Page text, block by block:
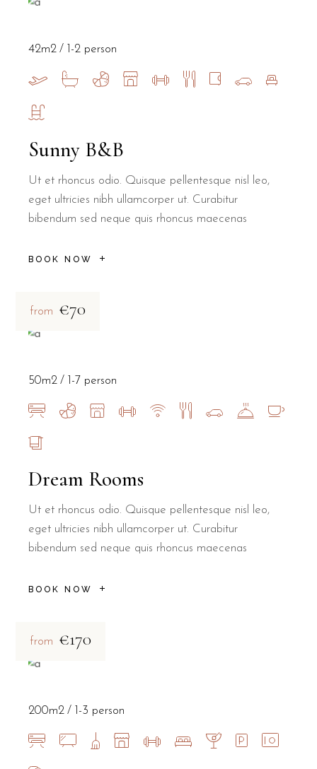
Sunny B&B
Ut et rhoncus odio. Quisque pellentesque nisl leo,
eget ultricies nibh ullamcorper ut. Curabitur
bibendum sed neque quis rhoncus maecenas
BOOK NOW
42m2 1-2 person
from €70
Dream Rooms
Ut et rhoncus odio. Quisque pellentesque nisl leo,
eget ultricies nibh ullamcorper ut. Curabitur
bibendum sed neque quis rhoncus maecenas
BOOK NOW
50m2 1-7 person
from €170
200m2 1-3 person